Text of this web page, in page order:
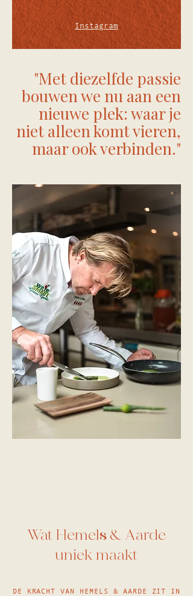
"Met diezelfde passie
bouwen we nu aan een
nieuwe plek: waar je
niet alleen komt vieren,
maar ook verbinden."
Instagram
Wat Hemels & Aarde
uniek maakt
DE KRACHT VAN HEMELS & AARDE ZIT IN